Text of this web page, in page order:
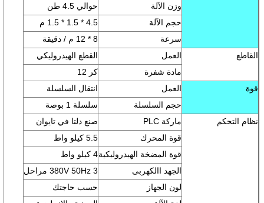
وزن الآلة
حوالي 4.5 طن
حجم الآلة
4.5 * 1.5 * 1.5 م
سرعة
8 * 12 م / دقيقة
القاطع
العمل
القطع الهيدروليكي
مادة شفرة
كر 12
قوة
العمل
انتقال السلسلة
حجم السلسلة
سلسلة 1 بوصة
نظام التحكم
ماركة PLC
صنع دلتا في تايوان
قوة المحرك
5.5 كيلو واط
قوة المضخة الهيدروليكية4 كيلو واط
الجهد االكهربى
380V 50Hz 3 مراحل
لون الجهاز
حسب حاجتك